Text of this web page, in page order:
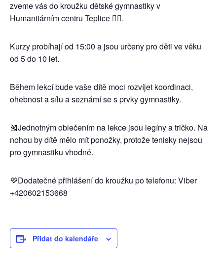
zveme vás do kroužku dětské gymnastiky v
Humanitárním centru Teplice 🤸‍♀️.
Kurzy probíhají od 15:00 a jsou určeny pro děti ve věku
od 5 do 10 let.
Během lekcí bude vaše dítě moci rozvíjet koordinaci,
ohebnost a sílu a seznámí se s prvky gymnastiky.
🎽Jednotným oblečením na lekce jsou legíny a tričko. Na
nohou by dítě mělo mít ponožky, protože tenisky nejsou
pro gymnastiku vhodné.
💜Dodatečné přihlášení do kroužku po telefonu: Viber
+420602153668
Přidat do kalendáře